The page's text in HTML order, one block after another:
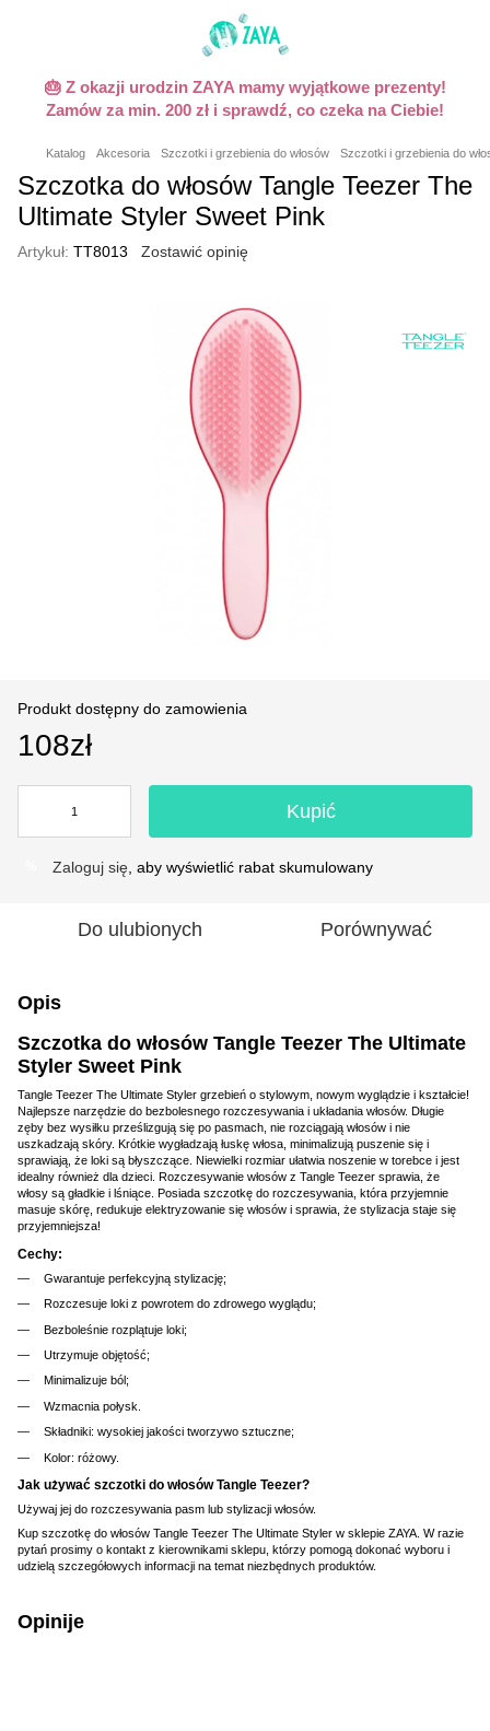
🎂 Z okazji urodzin ZAYA mamy wyjątkowe prezenty!
Zamów za min. 200 zł i sprawdź, co czeka na Ciebie!
Katalog Akcesoria Szczotki i grzebienia do włosów Szczotki i grzebienia do
Szczotka do włosów Tangle Teezer The
Ultimate Styler Sweet Pink
Artykuł: TT8013 Zostawić opinię
Produkt dostępny do zamowienia
108zł
Kupić
Zaloguj się , aby wyświetlić rabat skumulowany
Do ulubionych Porównywać
Opis
Szczotka do włosów Tangle Teezer The Ultimate
Styler Sweet Pink
Tangle Teezer The Ultimate Styler grzebień o stylowym, nowym wyglądzie i kształcie!
Najlepsze narzędzie do bezbolesnego rozczesywania i układania włosów. Długie
zęby bez wysiłku prześlizgują się po pasmach, nie rozciągają włosów i nie
uszkadzają skóry. Krótkie wygładzają łuskę włosa, minimalizują puszenie się i
sprawiają, że loki są błyszczące. Niewielki rozmiar ułatwia noszenie w torebce i jest
idealny również dla dzieci. Rozczesywanie włosów z Tangle Teezer sprawia, że
włosy są gładkie i lśniące. Posiada szczotkę do rozczesywania, która przyjemnie
masuje skórę, redukuje elektryzowanie się włosów i sprawia, że stylizacja staje się
przyjemniejsza!
Cechy:
Gwarantuje perfekcyjną stylizację;
Rozczesuje loki z powrotem do zdrowego wyglądu;
Bezboleśnie rozplątuje loki;
Utrzymuje objętość;
Minimalizuje ból;
Wzmacnia połysk.
Składniki: wysokiej jakości tworzywo sztuczne;
Kolor: różowy.
Jak używać szczotki do włosów Tangle Teezer?
Używaj jej do rozczesywania pasm lub stylizacji włosów.
Kup szczotkę do włosów Tangle Teezer The Ultimate Styler w sklepie ZAYA. W razie
pytań prosimy o kontakt z kierownikami sklepu, którzy pomogą dokonać wyboru i
udzielą szczegółowych informacji na temat niezbędnych produktów.
Opinije